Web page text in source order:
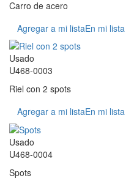
Carro de acero
Agregar a mi listaEn mi lista
Usado
U468-0003
Riel con 2 spots
Agregar a mi listaEn mi lista
Usado
U468-0004
Spots